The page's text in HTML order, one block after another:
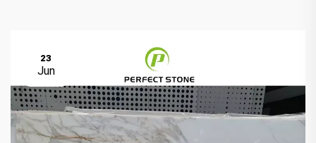
23
Jun